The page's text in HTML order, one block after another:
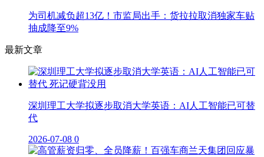
为司机减负超13亿！市监局出手：货拉拉取消独家车贴
抽成降至9%
最新文章
深圳理工大学拟逐步取消大学英语：AI人工智能已可替
代
2026-07-08 0